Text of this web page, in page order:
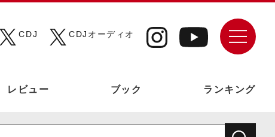
CDJ
CDJオーディオ
レビュー ブック ランキング